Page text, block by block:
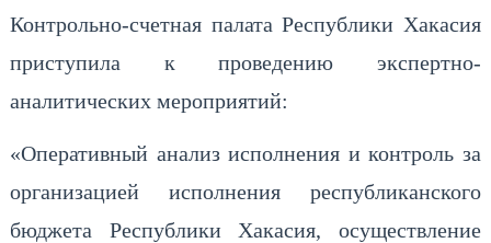
Контрольно-счетная палата Республики Хакасия
приступила к проведению экспертно-
аналитических мероприятий:
«Оперативный анализ исполнения и контроль за
организацией исполнения республиканского
бюджета Республики Хакасия, осуществление